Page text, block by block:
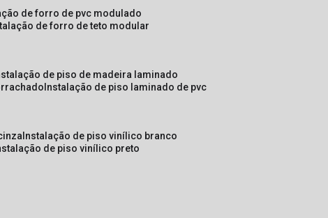
de forro de pvc modulado
de forro de teto modular
de piso de madeira laminado
instalação de piso laminado de pvc
instalação de piso vinílico branco
de piso vinílico preto